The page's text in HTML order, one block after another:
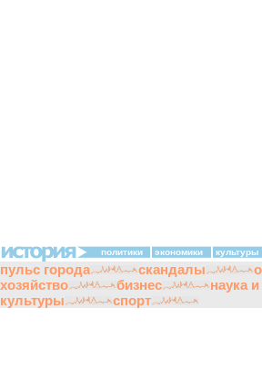
политики экономики культуры
пульс города скандалы
хозяйство
бизнес наука
культуры
спорт